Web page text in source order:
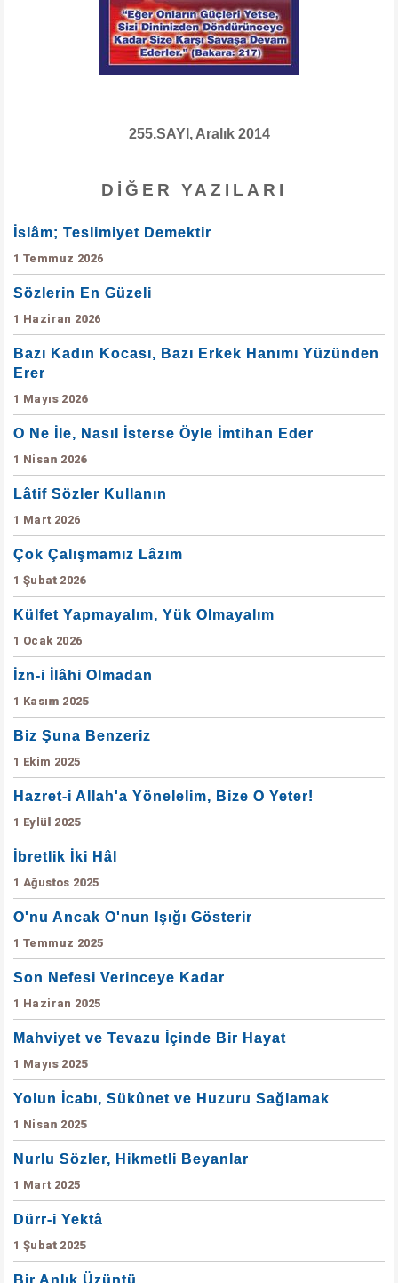
255.SAYI, Aralık 2014
DIĞER YAZILARI
İslâm; Teslimiyet Demektir
1 Temmuz 2026
Sözlerin En Güzeli
1 Haziran 2026
Bazı Kadın Kocası, Bazı Erkek Hanımı Yüzünden
Erer
1 Mayıs 2026
O Ne İle, Nasıl İsterse Öyle İmtihan Eder
1 Nisan 2026
Lâtif Sözler Kullanın
1 Mart 2026
Çok Çalışmamız Lâzım
1 Şubat 2026
Külfet Yapmayalım, Yük Olmayalım
1 Ocak 2026
İzn-i İlâhi Olmadan
1 Kasım 2025
Biz Şuna Benzeriz
1 Ekim 2025
Hazret-i Allah'a Yönelelim, Bize O Yeter!
1 Eylül 2025
İbretlik İki Hâl
1 Ağustos 2025
O'nu Ancak O'nun Işığı Gösterir
1 Temmuz 2025
Son Nefesi Verinceye Kadar
1 Haziran 2025
Mahviyet ve Tevazu İçinde Bir Hayat
1 Mayıs 2025
Yolun İcabı, Sükûnet ve Huzuru Sağlamak
1 Nisan 2025
Nurlu Sözler, Hikmetli Beyanlar
1 Mart 2025
Dürr-i Yektâ
1 Şubat 2025
Bir Anlık Üzüntü